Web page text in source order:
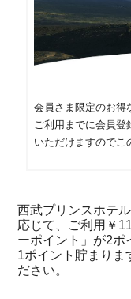
会員さま限定のお得
ご利用までに会員登
いただけますのでこ
西武プリンスホテ
応じて、ご利用￥
ーポイント」が2ポ
1ポイント貯まりま
ださい。